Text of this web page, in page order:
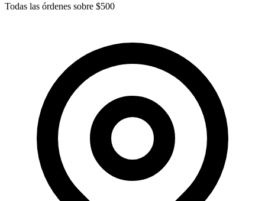
Todas las órdenes sobre $500